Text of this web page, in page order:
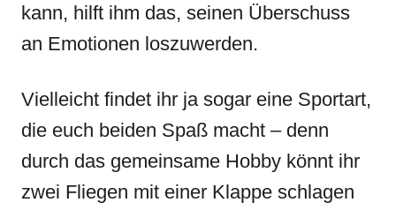
kann, hilft ihm das, seinen Überschuss
an Emotionen loszuwerden.
Vielleicht findet ihr ja sogar eine Sportart,
die euch beiden Spaß macht – denn
durch das gemeinsame Hobby könnt ihr
zwei Fliegen mit einer Klappe schlagen